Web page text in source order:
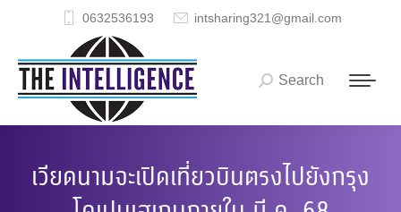
0632536193 intsharing321@gmail.com
Search:
Search
เวียดนามจะเปิดเที่ยวบินตรงไปยังกรุง